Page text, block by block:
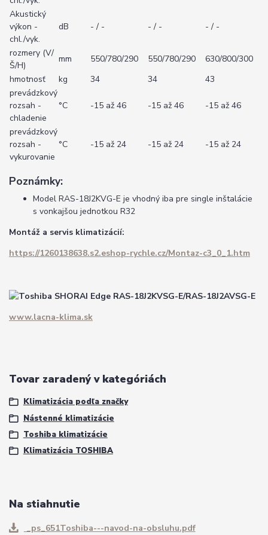
Akustický
výkon -
chl./vyk.
dB - / - - / - - / -
rozmery (V/
Š/H)
mm 550/780/290 550/780/290
630/800/300
hmotnosť
kg 34 34
43
prevádzkový
rozsah -
chladenie
°C -15 až 46 -15 až 46 -15 až 46
prevádzkový
rozsah -
vykurovanie
°C -15 až 24 -15 až 24 -15 až 24
Poznámky:
Model RAS-18J2KVG-E je vhodný iba pre single inštalácie
s vonkajšou jednotkou R32
Montáž a servis klimatizácií:
https://1260138638.s2.eshop-rychle.cz/Montaz-c3_0_1.htm
www.lacna-klima.sk
Tovar zaradený v kategóriách
Klimatizácia podľa značky
Nástenné klimatizácie
Toshiba klimatizácie
Klimatizácia TOSHIBA
Na stiahnutie
_ps_651Toshiba---navod-na-obsluhu.pdf